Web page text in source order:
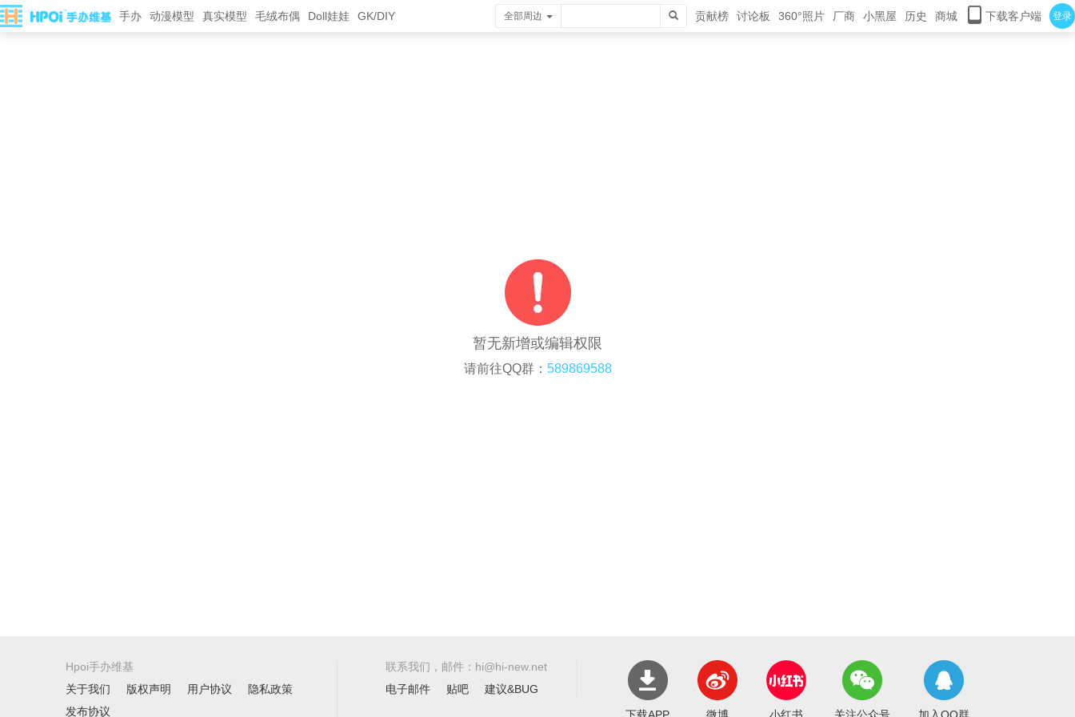
手办 动漫模型 真实模型 毛绒布偶 Doll娃娃 GK/DIY 全部周边 贡献榜 讨论板 360°照片 厂商 小黑屋 历史 商城 下载客户端 登录
暂无新增或编辑权限
请前往QQ群： 589869588
Hpoi手办维基
关于我们
版权声明 用户协议
隐私政策
发布协议
联系我们，邮件：hi@hi-new.net
电子邮件
贴吧
建议&BUG